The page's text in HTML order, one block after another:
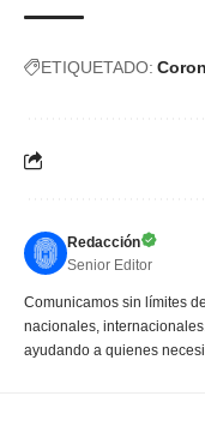
ETIQUETADO:
Redacción
Senior Editor
Comunicamos sin límites
nacionales,
ayudando a quienes